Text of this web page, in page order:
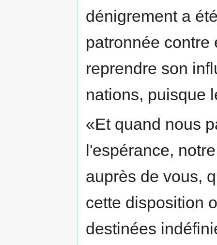
dénigrement a
patronnée
reprendre son
nations, puisque
«Et quand nous
l'espérance,
auprès de vous,
cette disposition
destinées